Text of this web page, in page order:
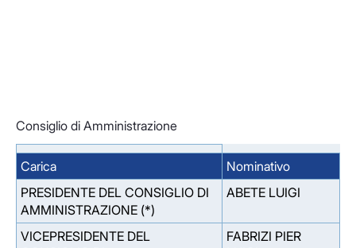
Consiglio di Amministrazione
Carica
Nominativo
PRESIDENTE DEL CONSIGLIO DI
AMMINISTRAZIONE (*)
ABETE LUIGI
VICEPRESIDENTE DEL
FABRIZI PIER